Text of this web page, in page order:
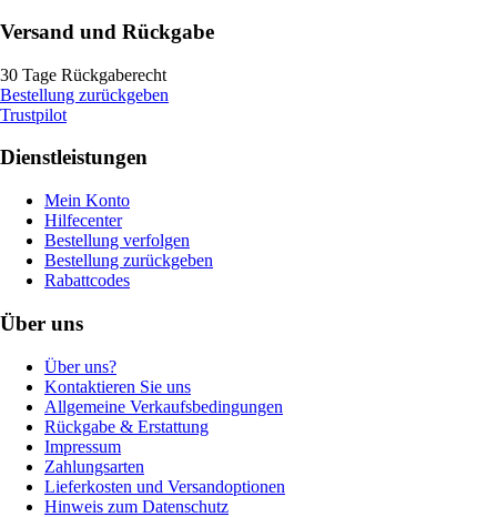
Versand und Rückgabe
30 Tage Rückgaberecht
Bestellung zurückgeben
Trustpilot
Dienstleistungen
Mein Konto
Hilfecenter
Bestellung verfolgen
Bestellung zurückgeben
Rabattcodes
Über uns
Über uns?
Kontaktieren Sie uns
Allgemeine Verkaufsbedingungen
Rückgabe & Erstattung
Impressum
Zahlungsarten
Lieferkosten und Versandoptionen
Hinweis zum Datenschutz